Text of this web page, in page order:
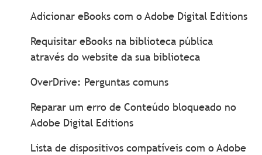
Adicionar eBooks com o Adobe Digital Editions
Requisitar eBooks na biblioteca pública
através do website da sua biblioteca
OverDrive: Perguntas comuns
Reparar um erro de Conteúdo bloqueado no
Adobe Digital Editions
Lista de dispositivos compatíveis com o Adobe